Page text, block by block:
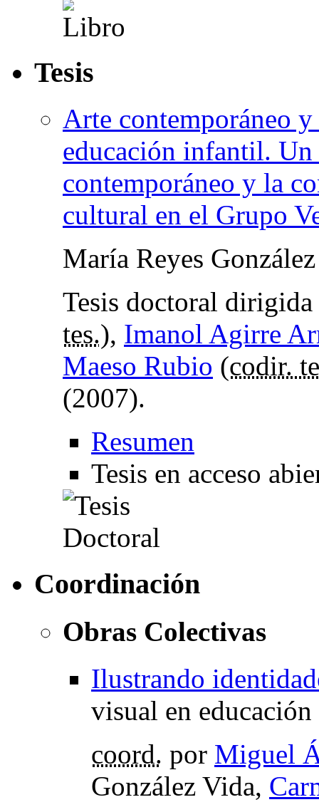
Tesis
Arte contemporáneo
educación infantil. Un
contemporáneo y la
cultural en el Grupo
María Reyes
Tesis doctoral
tes.), Imanol Agirre
Maeso Rubio (codir.
(2007).
Resumen
Tesis en acceso
Coordinación
Obras Colectivas
Ilustrando
visual en
coord. por Miguel
González Vida,